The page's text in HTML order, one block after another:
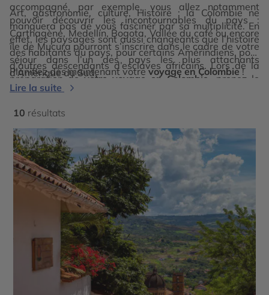
accompagné, par exemple, vous allez notamment
pouvoir découvrir les incontournables du pays :
Carthagène, Medellín, Bogota, Vallée du café ou encore
île de Mucura pourront s’inscrire dans le cadre de votre
séjour dans l’un des pays les plus attachants
d’Amérique du Sud.
Art, gastronomie, culture, Histoire : la Colombie ne
manquera pas de vous fasciner par sa multiplicité. En
effet, les paysages sont aussi changeants que l’histoire
des habitants du pays, pour certains Amérindiens, pour
d’autres descendants d’esclaves africains. Lors de la
préparation devotre voyage en Colombie, prenez le
temps d’explorer toutes les nuances du pays avec votre
vous correspond totalement. Vous pourrez privilégier
les incontournables colombiens ou préférer sortir des
sentiers battus si vous connaissez déjà un peu la
Colombie. En toute liberté, vous concevez un voyage qui
vous ressemble à 100 %.
Planifiez dès maintenant votrevoyage en Colombie!
Lire la suite
10 résultats